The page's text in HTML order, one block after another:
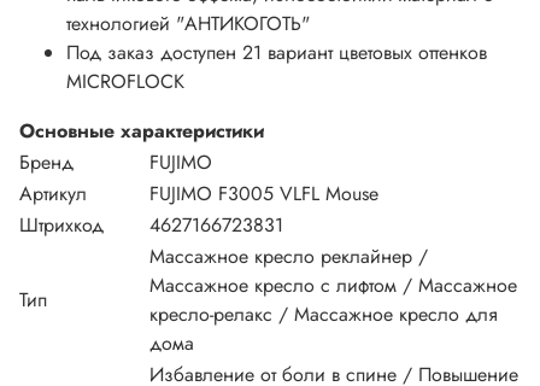
технологией "АНТИКОГОТЬ"
Под заказ доступен 21 вариант цветовых оттенков
MICROFLOCK
Основные характеристики
Бренд
FUJIMO
Артикул
FUJIMO F3005 VLFL Mouse
Штрихкод
4627166723831
Тип
Массажное кресло реклайнер /
Массажное кресло с лифтом / Массажное
кресло-релакс / Массажное кресло для
дома
Избавление от боли в спине / Повышение